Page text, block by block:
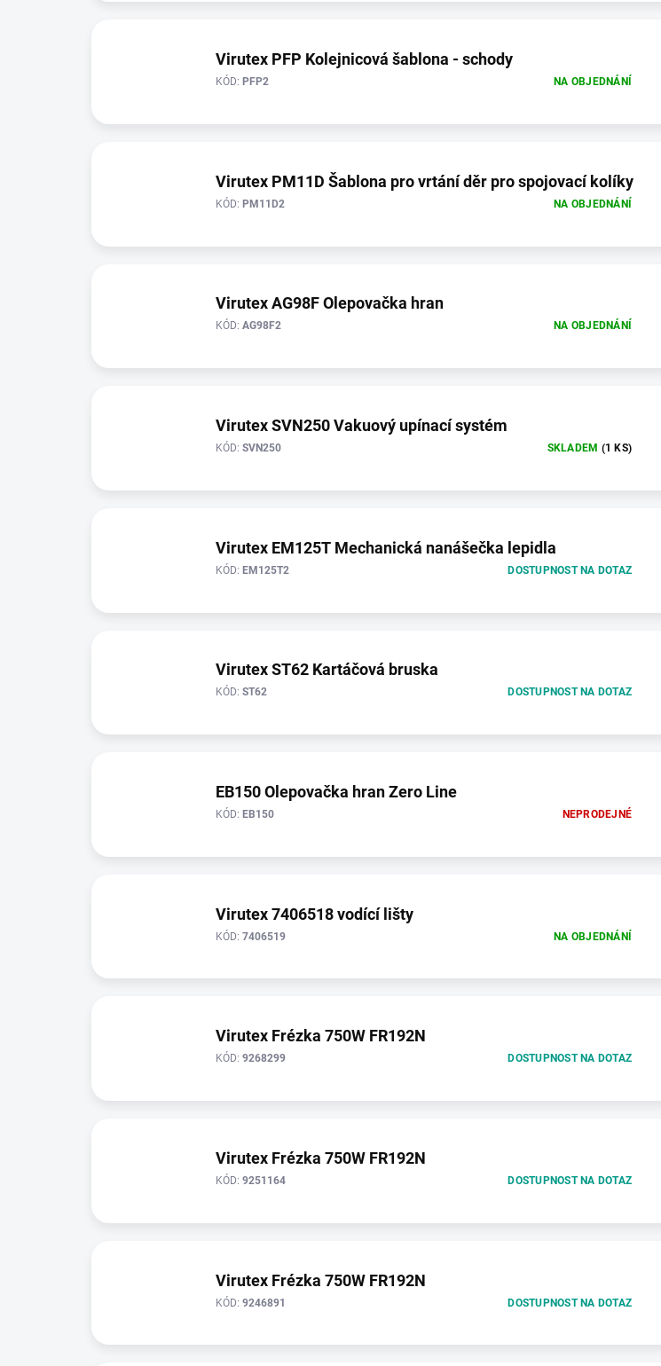
Virutex PFP Kolejnicová šablona - schody
NA OBJEDNÁNÍ
KÓD: PFP2
Virutex PM11D Šablona pro vrtání děr pro spojovací kolíky
NA OBJEDNÁNÍ
KÓD: PM11D2
Virutex AG98F Olepovačka hran
NA OBJEDNÁNÍ
KÓD: AG98F2
Virutex SVN250 Vakuový upínací systém
SKLADEM (1 KS)
KÓD: SVN250
Virutex EM125T Mechanická nanášečka lepidla
DOSTUPNOST NA DOTAZ
KÓD: EM125T2
Virutex ST62 Kartáčová bruska
DOSTUPNOST NA DOTAZ
KÓD: ST62
EB150 Olepovačka hran Zero Line
NEPRODEJNÉ
KÓD: EB150
Virutex 7406518 vodící lišty
NA OBJEDNÁNÍ
KÓD: 7406519
Virutex Frézka 750W FR192N
DOSTUPNOST NA DOTAZ
KÓD: 9268299
Virutex Frézka 750W FR192N
DOSTUPNOST NA DOTAZ
KÓD: 9251164
Virutex Frézka 750W FR192N
DOSTUPNOST NA DOTAZ
KÓD: 9246891